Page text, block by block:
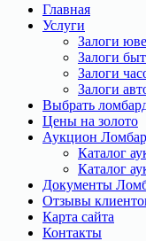
Главная
Услуги
Залоги
Залоги
Залоги
Залоги
Выбрать
Цены на золото
Аукцион
Каталог
Каталог
Документы
Отзывы
Карта сайта
Контакты